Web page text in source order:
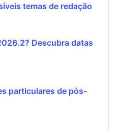
temas de redação
Descubra datas
particulares de pós-